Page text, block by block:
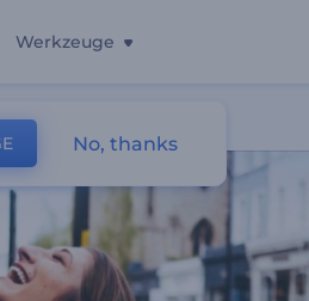
Werkzeuge
No, thanks